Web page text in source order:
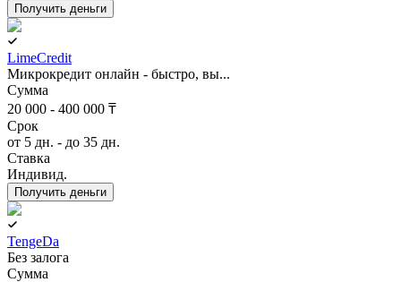
Получить деньги
LimeCredit
Микрокредит онлайн - быстро, вы...
Сумма
20 000 - 400 000 ₸
Срок
от 5 дн. - до 35 дн.
Ставка
Индивид.
Получить деньги
TengeDa
Без залога
Сумма